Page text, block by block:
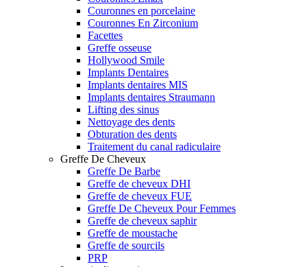
Couronnes en porcelaine
Couronnes En Zirconium
Facettes
Greffe osseuse
Hollywood Smile
Implants Dentaires
Implants dentaires MIS
Implants dentaires Straumann
Lifting des sinus
Nettoyage des dents
Obturation des dents
Traitement du canal radiculaire
Greffe De Cheveux
Greffe De Barbe
Greffe de cheveux DHI
Greffe de cheveux FUE
Greffe De Cheveux Pour Femmes
Greffe de cheveux saphir
Greffe de moustache
Greffe de sourcils
PRP